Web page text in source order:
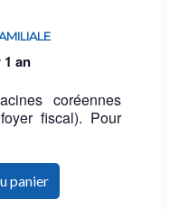
an
coréennes
fiscal). Pour
panier